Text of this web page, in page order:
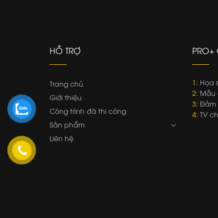
HỖ TRỢ
Trang chủ
Giới thiệu
Công trình đã thi công
Sản phẩm
Liên hệ
PRO+
1: Họa
2: Mẫu
3: Đảm
4: TV